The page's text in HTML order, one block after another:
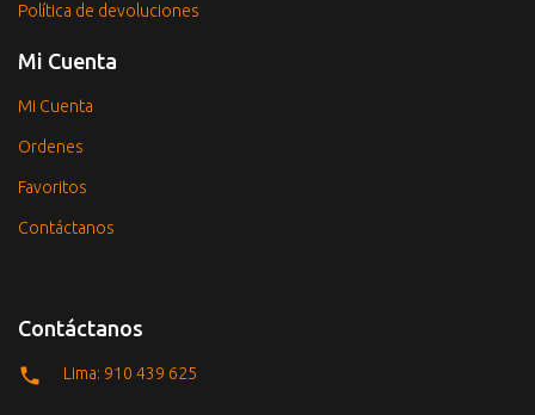
Política de devoluciones
Mi Cuenta
Mi Cuenta
Ordenes
Favoritos
Contáctanos
Contáctanos
Lima: 910 439 625